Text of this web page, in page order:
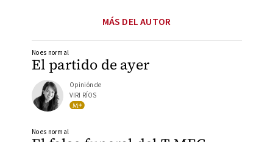
MÁS DEL AUTOR
El partido de ayer
No es normal
Opinión de
VIRI RÍOS
No es normal